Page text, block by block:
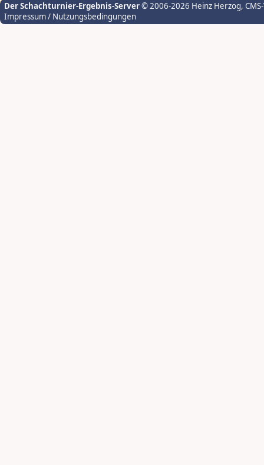
Der Schachturnier-Ergebnis-Server© 2006-2026 Heinz Herzog,
Impressum / Nutzungsbedingungen